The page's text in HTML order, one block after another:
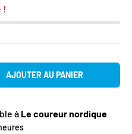
!
QUANTITÉ
AJOUTER AU PANIER
à Le coureur nordique